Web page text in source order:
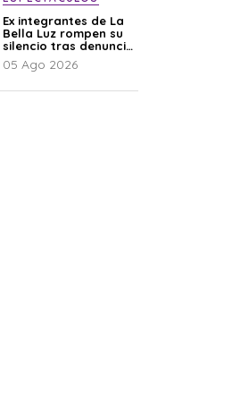
Ex integrantes de La
Bella Luz rompen su
silencio tras denuncia
de Naldy: “Todo el
mundo lo sabía”
05 Ago 2026